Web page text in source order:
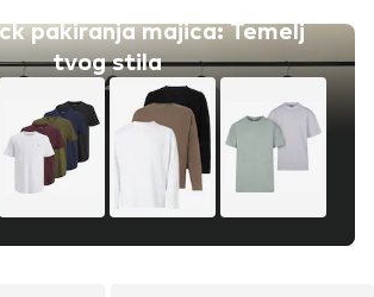
pakiranja majica: Temelj
tvog stila